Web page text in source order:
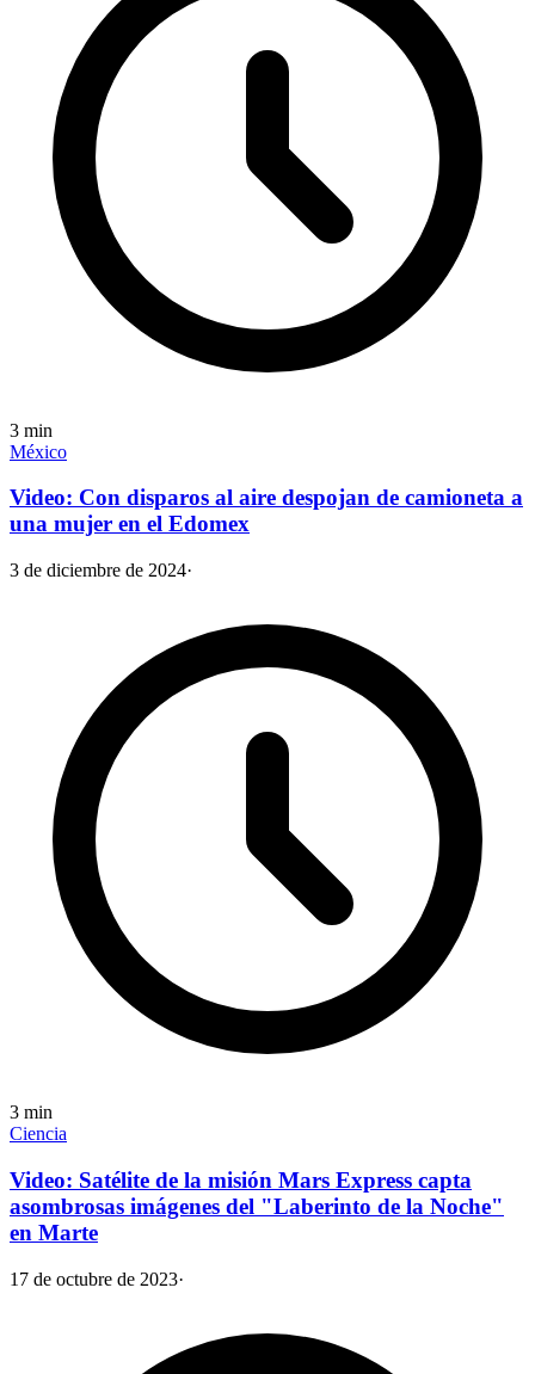
3 min
México
Video: Con disparos al aire despojan de camioneta a
una mujer en el Edomex
3 de diciembre de 2024·
3 min
Ciencia
Video: Satélite de la misión Mars Express capta
asombrosas imágenes del "Laberinto de la Noche"
en Marte
17 de octubre de 2023·